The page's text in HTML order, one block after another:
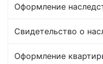
Оформление
Свидетельство о
Оформление